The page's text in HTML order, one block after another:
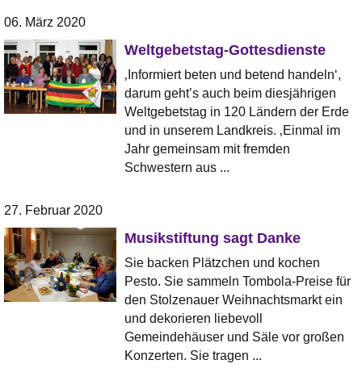
06. März 2020
Weltgebetstag-Gottesdienste
‚Informiert beten und betend handeln‘,
darum geht’s auch beim diesjährigen
Weltgebetstag in 120 Ländern der Erde
und in unserem Landkreis. ‚Einmal im
Jahr gemeinsam mit fremden
Schwestern aus ...
27. Februar 2020
Musikstiftung sagt Danke
Sie backen Plätzchen und kochen
Pesto. Sie sammeln Tombola-Preise für
den Stolzenauer Weihnachtsmarkt ein
und dekorieren liebevoll
Gemeindehäuser und Säle vor großen
Konzerten. Sie tragen ...